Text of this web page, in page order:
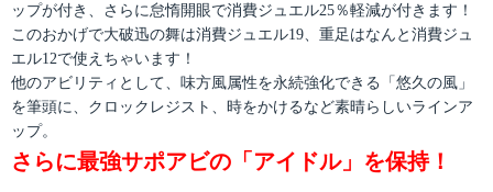
ップが付き、さらに怠惰開眼で消費ジュエル25％軽減が付きます！
このおかげで大破迅の舞は消費ジュエル19、重足はなんと消費ジュ
エル12で使えちゃいます！
他のアビリティとして、味方風属性を永続強化できる「悠久の風」
を筆頭に、クロックレジスト、時をかけるなど素晴らしいラインア
ップ。
さらに最強サポアビの「アイドル」を保持！